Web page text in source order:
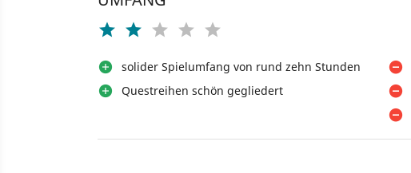
solider Spielumfang von rund zehn Stunden
Questreihen schön gegliedert